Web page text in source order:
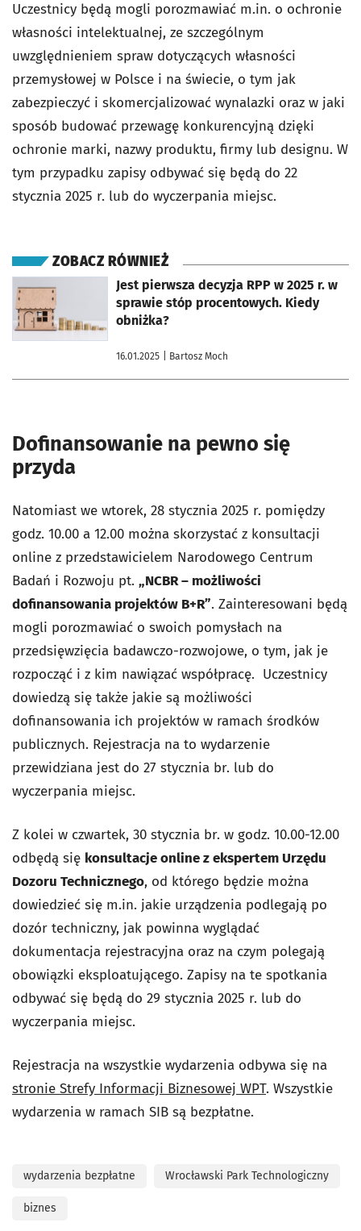
Uczestnicy będą mogli porozmawiać m.in. o ochronie
własności intelektualnej, ze szczególnym
uwzględnieniem spraw dotyczących własności
przemysłowej w Polsce i na świecie, o tym jak
zabezpieczyć i skomercjalizować wynalazki oraz w jaki
sposób budować przewagę konkurencyjną dzięki
ochronie marki, nazwy produktu, firmy lub designu. W
tym przypadku zapisy odbywać się będą do 22
stycznia 2025 r. lub do wyczerpania miejsc.
ZOBACZ RÓWNIEŻ
Jest pierwsza decyzja RPP w 2025 r. w
sprawie stóp procentowych. Kiedy
obniżka?
16.01.2025 | Bartosz Moch
otworzy się w nowej karcie
Dofinansowanie na pewno się
przyda
Natomiast we wtorek, 28 stycznia 2025 r. pomiędzy
godz. 10.00 a 12.00 można skorzystać z konsultacji
online z przedstawicielem Narodowego Centrum
Badań i Rozwoju pt. „NCBR – możliwości
dofinansowania projektów B+R”. Zainteresowani będą
mogli porozmawiać o swoich pomysłach na
przedsięwzięcia badawczo-rozwojowe, o tym, jak je
rozpocząć i z kim nawiązać współpracę. Uczestnicy
dowiedzą się także jakie są możliwości
dofinansowania ich projektów w ramach środków
publicznych. Rejestracja na to wydarzenie
przewidziana jest do 27 stycznia br. lub do
wyczerpania miejsc.
Z kolei w czwartek, 30 stycznia br. w godz. 10.00-12.00
odbędą się konsultacje online z ekspertem Urzędu
Dozoru Technicznego, od którego będzie można
dowiedzieć się m.in. jakie urządzenia podlegają po
dozór techniczny, jak powinna wyglądać
dokumentacja rejestracyjna oraz na czym polegają
obowiązki eksploatującego. Zapisy na te spotkania
odbywać się będą do 29 stycznia 2025 r. lub do
wyczerpania miejsc.
Rejestracja na wszystkie wydarzenia odbywa się na
stronie Strefy Informacji Biznesowej WPT. Wszystkie
wydarzenia w ramach SIB są bezpłatne.
wydarzenia bezpłatne Wrocławski Park Technologiczny
biznes